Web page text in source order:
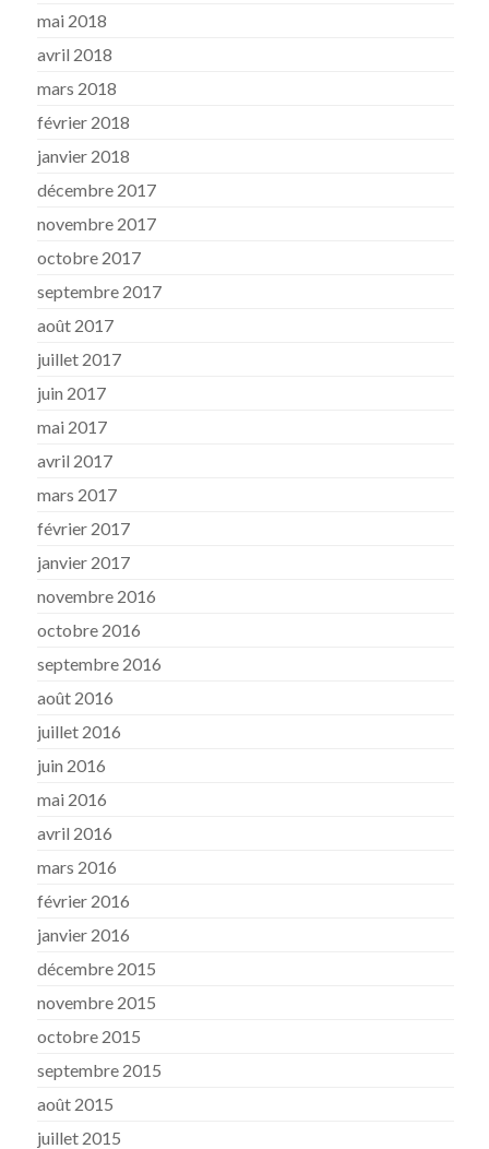
mai 2018
avril 2018
mars 2018
février 2018
janvier 2018
décembre 2017
novembre 2017
octobre 2017
septembre 2017
août 2017
juillet 2017
juin 2017
mai 2017
avril 2017
mars 2017
février 2017
janvier 2017
novembre 2016
octobre 2016
septembre 2016
août 2016
juillet 2016
juin 2016
mai 2016
avril 2016
mars 2016
février 2016
janvier 2016
décembre 2015
novembre 2015
octobre 2015
septembre 2015
août 2015
juillet 2015